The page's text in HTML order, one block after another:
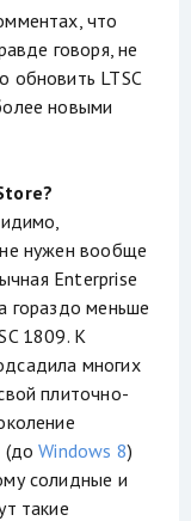
что
говоря, не
обновить LTSC
новыми
нужен вообще
Enterprise
гораздо меньше
1809. К
многих
плиточно-
(доWindows 8)
солидные и
такие